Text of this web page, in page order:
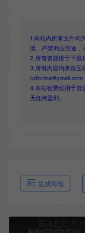
1.网站内所有文件均
流，严禁商业用途，
2.所有资源请于下载
3.所有内容均来自互
cvformat#gmail.com
4.本站收费仅用于资
无任何盈利。
生成海报